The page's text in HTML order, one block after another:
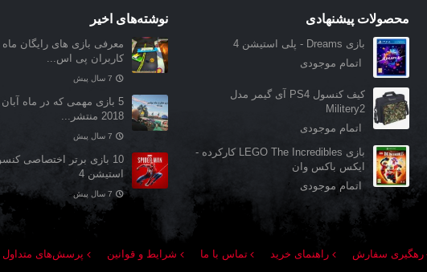
محصولات پیشنهادی
بازی Dreams - پلی استیشن 4
اتمام موجودی
کیف کنسول PS4 آی گیمر مدل
Militery2
اتمام موجودی
بازی LEGO The Incredibles کارکرده -
ایکس باکس وان
اتمام موجودی
نوشته‌های اخیر
معرفی بازی‌ های رایگان ماه
کاربران پی اس...
7 سال پیش
5 بازی مهمی که در ماه آبان
2018 منتشر...
7 سال پیش
10 بازی برتر اختصاصی
استیشن 4
7 سال پیش
رهگیری سفارش راهنمای خرید تماس با ما شرایط و قوانین پرسش‌های متداول